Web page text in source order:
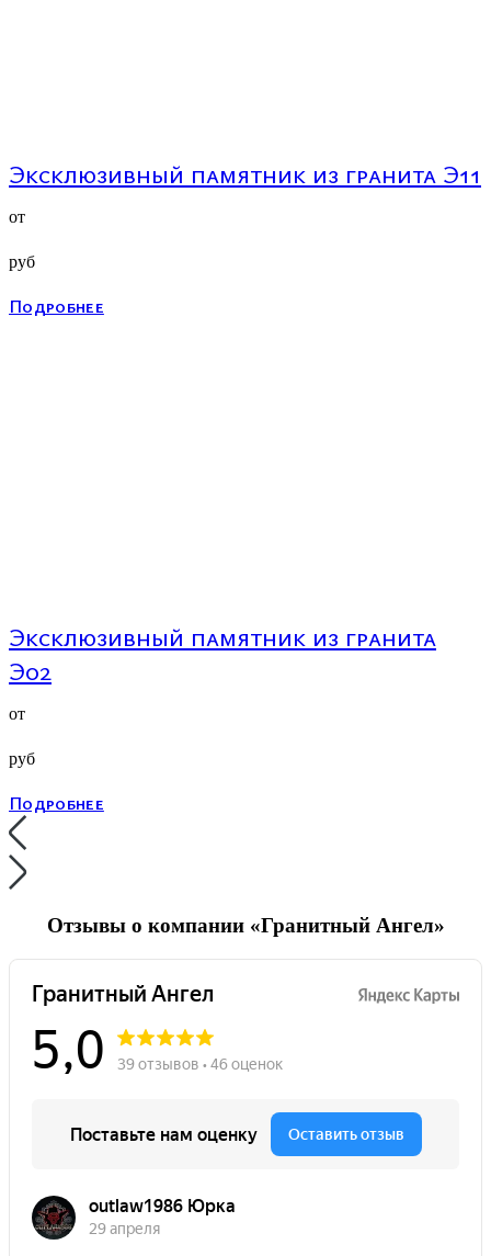
Эксклюзивный памятник из гранита Э11
от
руб
Подробнее
Эксклюзивный памятник из гранита
Э02
от
руб
Подробнее
Отзывы о компании «Гранитный Ангел»